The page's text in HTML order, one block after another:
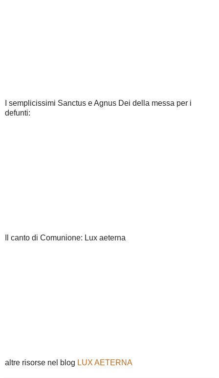
I semplicissimi Sanctus e Agnus Dei della messa per i
defunti:
Il canto di Comunione: Lux aeterna
altre risorse nel blog LUX AETERNA